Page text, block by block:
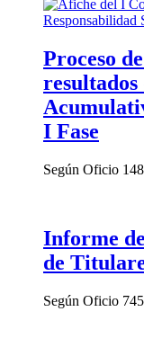
Proceso
I Fase
Según Oficio
Informe
de
Según Oficio